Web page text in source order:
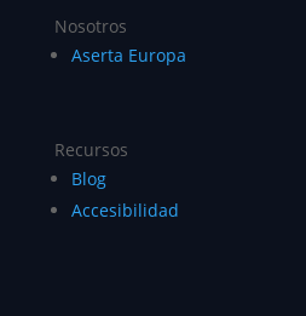
Nosotros
Aserta Europa
Recursos
Blog
Accesibilidad